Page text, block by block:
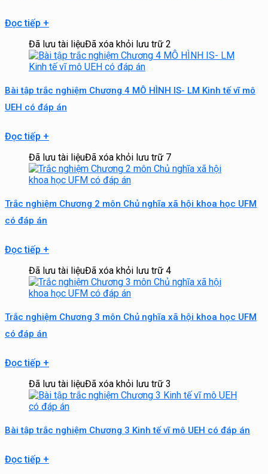
Đọc tiếp +
Đã lưu tài liệuĐã xóa khỏi lưu trữ 2
Bài tập trắc nghiệm Chương 4 MÔ HÌNH IS- LM Kinh tế vĩ mô
UEH có đáp án
Đọc tiếp +
Đã lưu tài liệuĐã xóa khỏi lưu trữ 7
Trắc nghiệm Chương 2 môn Chủ nghĩa xã hội khoa học UFM
có đáp án
Đọc tiếp +
Đã lưu tài liệuĐã xóa khỏi lưu trữ 4
Trắc nghiệm Chương 3 môn Chủ nghĩa xã hội khoa học UFM
có đáp án
Đọc tiếp +
Đã lưu tài liệuĐã xóa khỏi lưu trữ 3
Bài tập trắc nghiệm Chương 3 Kinh tế vĩ mô UEH có đáp án
Đọc tiếp +